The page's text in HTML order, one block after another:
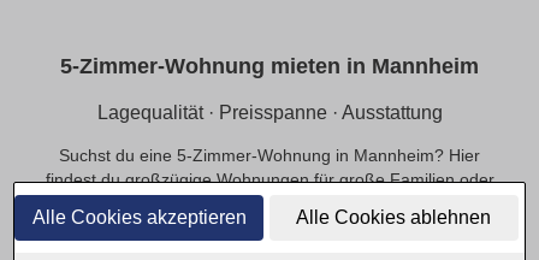
Alle Cookies akzeptieren Alle Cookies ablehnen
5-Zimmer-Wohnung mieten in Mannheim
Lagequalität · Preisspanne · Ausstattung
Suchst du eine 5-Zimmer-Wohnung in Mannheim? Hier
findest du großzügige Wohnungen für große Familien oder
exklusivere Ansprüche, in ruhiger oder zentraler Lage und
einer passenden Preisspanne.